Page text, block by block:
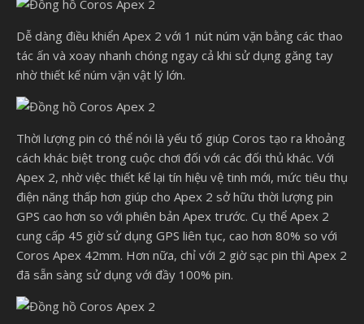
Dễ dàng điều khiển Apex 2 với 1 nút núm vặn bằng các thao
tác ấn và xoay nhanh chóng ngay cả khi sử dụng găng tay
nhờ thiết kế núm vặn vật lý lớn.
Thời lượng pin có thể nói là yếu tố giúp Coros tạo ra khoảng
cách khác biệt trong cuộc chơi đối với các đối thủ khác. Với
Apex 2, nhờ việc thiết kế lại tín hiệu vệ tinh mới, mức tiêu thụ
điện năng thấp hơn giúp cho Apex 2 sở hữu thời lượng pin
GPS cao hơn so với phiên bản Apex trước. Cụ thể Apex 2
cung cấp 45 giờ sử dụng GPS liên tục, cao hơn 80% so với
Coros Apex 42mm. Hơn nữa, chỉ với 2 giờ sạc pin thì Apex 2
đã sẵn sàng sử dụng với đầy 100% pin.